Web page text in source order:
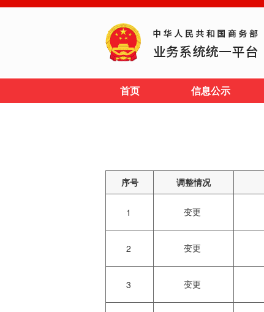
首页 信息公示
序号 调整情况
1 变更
2 变更
3 变更